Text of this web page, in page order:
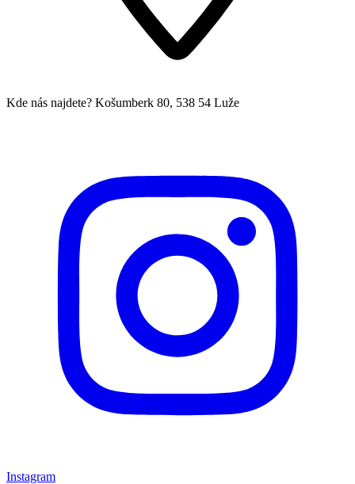
Kde nás najdete? Košumberk 80, 538 54 Luže
Instagram